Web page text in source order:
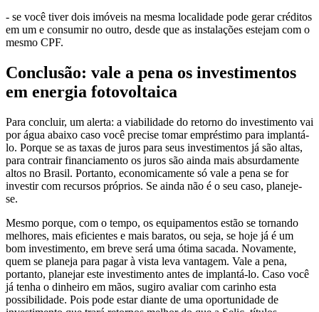
- se você tiver dois imóveis na mesma localidade pode gerar créditos
em um e consumir no outro, desde que as instalações estejam com o
mesmo CPF.
Conclusão: vale a pena os investimentos
em energia fotovoltaica
Para concluir, um alerta: a viabilidade do retorno do investimento vai
por água abaixo caso você precise tomar empréstimo para implantá-
lo. Porque se as taxas de juros para seus investimentos já são altas,
para contrair financiamento os juros são ainda mais absurdamente
altos no Brasil. Portanto, economicamente só vale a pena se for
investir com recursos próprios. Se ainda não é o seu caso, planeje-
se.
Mesmo porque, com o tempo, os equipamentos estão se tornando
melhores, mais eficientes e mais baratos, ou seja, se hoje já é um
bom investimento, em breve será uma ótima sacada. Novamente,
quem se planeja para pagar à vista leva vantagem. Vale a pena,
portanto, planejar este investimento antes de implantá-lo. Caso você
já tenha o dinheiro em mãos, sugiro avaliar com carinho esta
possibilidade. Pois pode estar diante de uma oportunidade de